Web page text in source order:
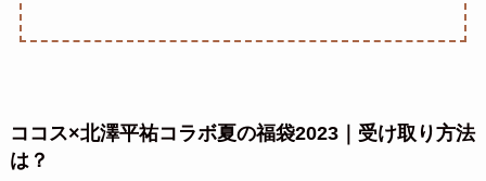
ココス×北澤平祐コラボ夏の福袋2023｜受け取り方法
は？